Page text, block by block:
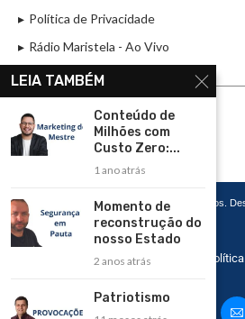
Política de Privacidade
Rádio Maristela - Ao Vivo
ASSINE
ASSINE
Copyright 2026 – Todos os Direitos Reservados.
Agência de Marketing
Home Contato
LEIA TAMBÉM
Conteúdo de
Milhões com
Custo Zero:...
1 ano atrás
Momento de
reconstrução do
nosso Estado
2 anos atrás
Patriotismo